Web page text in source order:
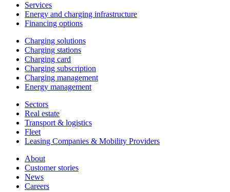
Services
Energy and charging infrastructure
Financing options
Charging solutions
Charging stations
Charging card
Charging subscription
Charging management
Energy management
Sectors
Real estate
Transport & logistics
Fleet
Leasing Companies & Mobility Providers
About
Customer stories
News
Careers